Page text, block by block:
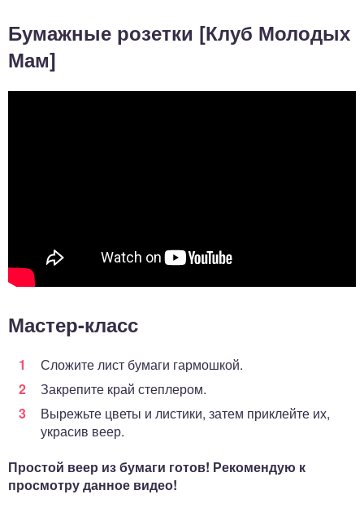
Бумажные розетки [Клуб Молодых
Мам]
Мастер-класс
Сложите лист бумаги гармошкой.
Закрепите край степлером.
Вырежьте цветы и листики, затем приклейте их,
украсив веер.
Простой веер из бумаги готов! Рекомендую к
просмотру данное видео!